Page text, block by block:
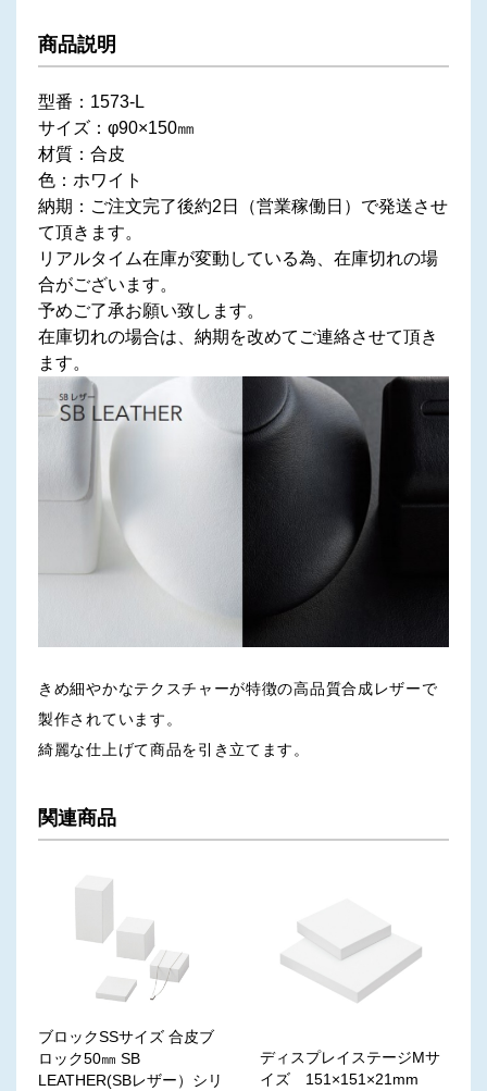
商品説明
型番：1573-L
サイズ：φ90×150㎜
材質：合皮
色：ホワイト
納期：ご注文完了後約2日（営業稼働日）で発送させ
て頂きます。
リアルタイム在庫が変動している為、在庫切れの場
合がございます。
予めご了承お願い致します。
在庫切れの場合は、納期を改めてご連絡させて頂き
ます。
きめ細やかなテクスチャーが特徴の高品質合成レザーで
製作されています。
綺麗な仕上げて商品を引き立てます。
関連商品
ブロックSSサイズ 合皮ブ
ロック50㎜ SB
LEATHER(SBレザー）シリ
ディスプレイステージMサ
イズ 151×151×21mm